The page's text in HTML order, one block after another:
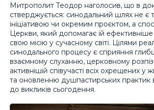
Митрополит Теодор наголосив, що в
стверджується: синодальний шлях не є
ініціативою чи окремим проєктом, а
Церкви, який допомагає їй
свою місію у сучасному світі. Цілями
синодального процесу є сприяння
взаємному слуханню, церковному
активнішій співучасті всіх охрещених у
та оновленню душпастирських практик
до викликів сьогодення.